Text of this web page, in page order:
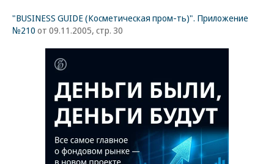
"BUSINESS GUIDE (Косметическая пром-ть)". Приложение
№210 от 09.11.2005, стр. 30